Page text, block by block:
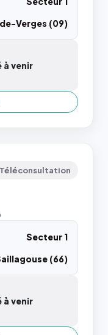
Verges (09)
à venir
Téléconsultation
Secteur 1
(66)
à venir